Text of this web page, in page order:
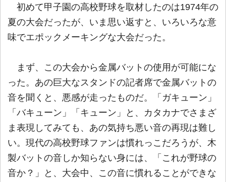
初めて甲子園の高校野球を取材したのは1974年の
夏の大会だったが、いま思い返すと、いろいろな意
味でエポックメーキングな大会だった。
まず、この大会から金属バットの使用が可能にな
った。あの巨大なスタンドの記者席で金属バットの
音を聞くと、悪感が走ったものだ。「ガキューン」
「バキューン」「キューン」と、カタカナでさまざ
ま表現してみても、あの気持ち悪い音の再現は難し
い。現代の高校野球ファンは慣れっこだろうが、木
製バットの音しか知らない身には、「これが野球の
音か？」と、大会中、この音に慣れることができな